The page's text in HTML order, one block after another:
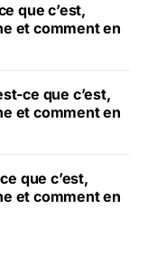
que c’est,
et comment en
ce que c’est,
et comment en
que c’est,
et comment en